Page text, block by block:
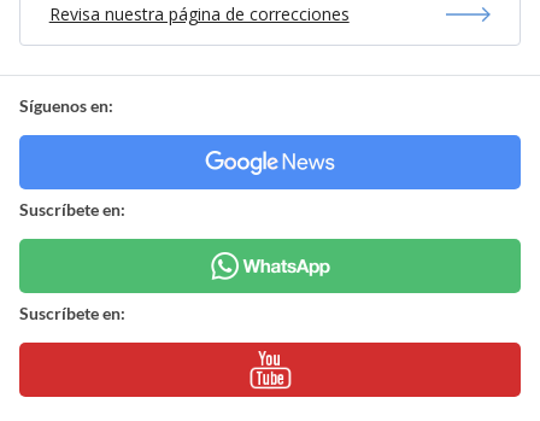
Revisa nuestra página de correcciones
Síguenos en:
Suscríbete en:
Suscríbete en: